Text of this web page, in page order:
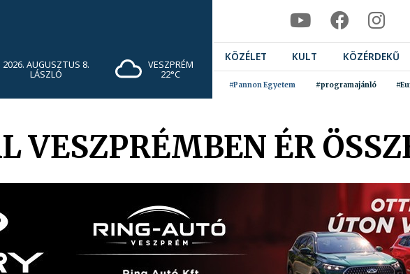
2026. AUGUSZTUS 8.
LÁSZLÓ
VESZPRÉM
22°C
KÖZÉLET KULT KÖZÉRDEKŰ
#Pannon Egyetem #programajánló
VESZPRÉMBEN ÉR